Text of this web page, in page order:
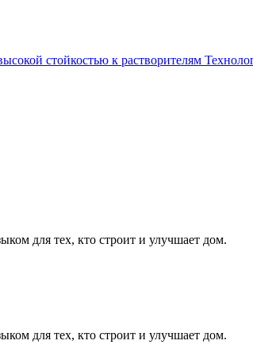
стойкостью к растворителям
для тех, кто строит и улучшает дом.
для тех, кто строит и улучшает дом.